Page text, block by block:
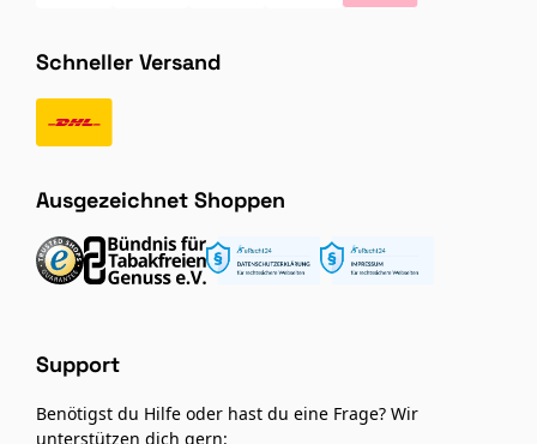
Schneller Versand
Ausgezeichnet Shoppen
Support
Benötigst du Hilfe oder hast du eine Frage? Wir
unterstützen dich gern: